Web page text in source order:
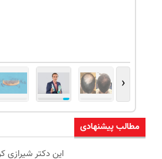
‹
مطالب پیشنهادی
این دکتر شیرازی